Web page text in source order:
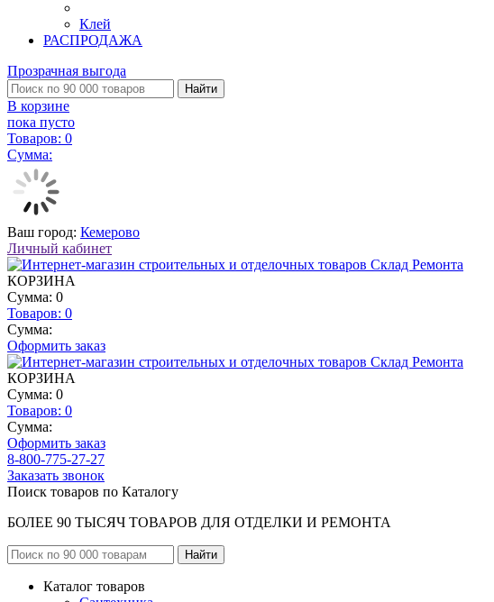
Клей
РАСПРОДАЖА
Прозрачная выгода
Найти
В корзине
пока пусто
Товаров: 0
Сумма:
Ваш город: Кемерово
Личный кабинет
КОРЗИНА
Сумма: 0
Товаров: 0
Сумма:
Оформить заказ
КОРЗИНА
Сумма: 0
Товаров: 0
Сумма:
Оформить заказ
8-800-775-27-27
Заказать звонок
Поиск товаров по Каталогу
БОЛЕЕ 90 ТЫСЯЧ ТОВАРОВ ДЛЯ ОТДЕЛКИ И РЕМОНТА
Каталог товаров